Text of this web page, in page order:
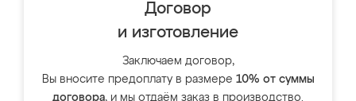
Договор
и изготовление
Заключаем договор,
Вы вносите предоплату в размере 10% от суммы
договора, и мы отдаём заказ в производство.